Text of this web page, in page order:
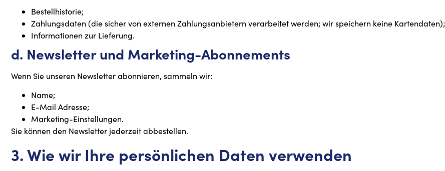
Bestellhistorie;
Zahlungsdaten (die sicher von externen Zahlungsanbietern verarbeitet werden; wir speichern keine Kartendaten);
Informationen zur Lieferung.
d. Newsletter und Marketing-Abonnements
Wenn Sie unseren Newsletter abonnieren, sammeln wir:
Name;
E-Mail Adresse;
Marketing-Einstellungen.
Sie können den Newsletter jederzeit abbestellen.
3. Wie wir Ihre persönlichen Daten verwenden